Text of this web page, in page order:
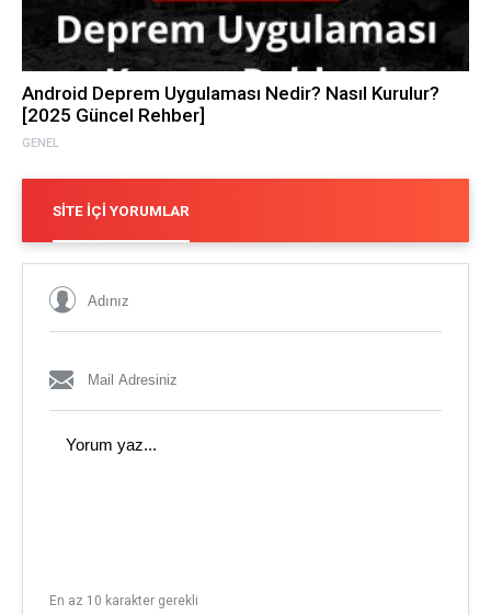
GENEL
Android Deprem Uygulaması Nedir? Nasıl Kurulur?
[2025 Güncel Rehber]
SITE İÇI YORUMLAR
En az 10 karakter gerekli